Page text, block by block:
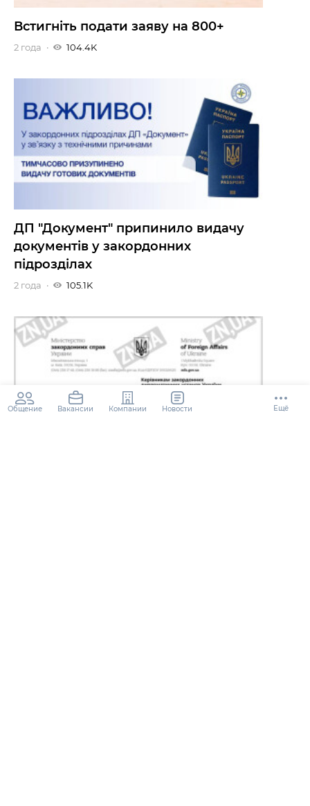
Встигніть подати заяву на 800+
2 года 104.4K
ДП "Документ" припинило видачу
документів у закордонних
підрозділах
2 года 105.1K
Общение Вакансии Компании Новости Ещё